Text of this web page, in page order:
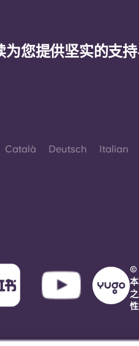
您提供坚实的支持
Català Deutsch Italian
©